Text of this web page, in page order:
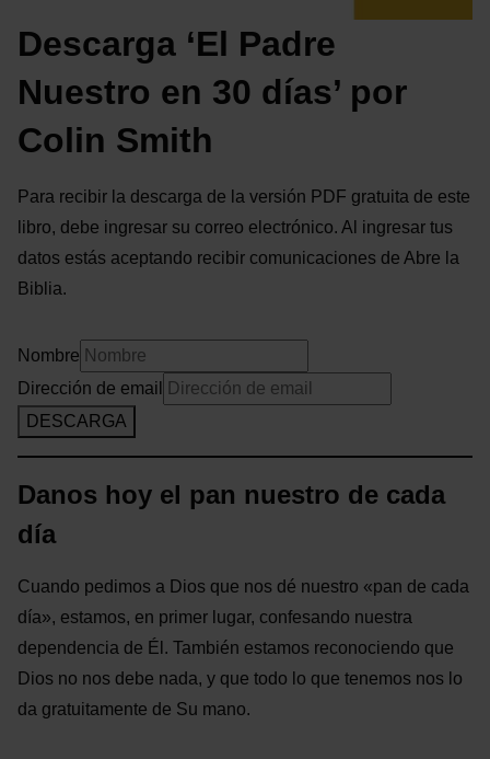
Descarga ‘El Padre
Nuestro en 30 días’ por
Colin Smith
Para recibir la descarga de la versión PDF gratuita de este
libro, debe ingresar su correo electrónico. Al ingresar tus
datos estás aceptando recibir comunicaciones de Abre la
Biblia.
Nombre
Dirección de email
DESCARGA
Danos hoy el pan nuestro de cada
día
Cuando pedimos a Dios que nos dé nuestro «pan de cada
día», estamos, en primer lugar, confesando nuestra
dependencia de Él. También estamos reconociendo que
Dios no nos debe nada, y que todo lo que tenemos nos lo
da gratuitamente de Su mano.